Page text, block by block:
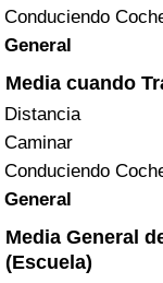
Conduciendo
General
Media cuando
Distancia
Caminar
Conduciendo
General
Media General
(Escuela)